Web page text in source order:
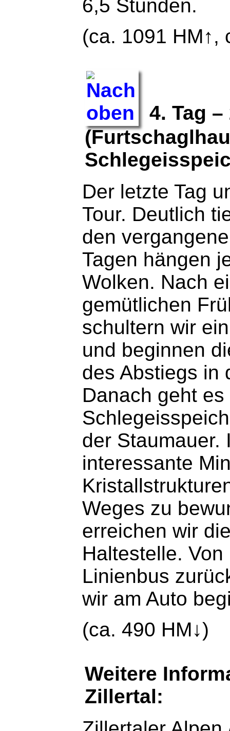
6,5 Stunden.
(ca. 1091 HM↑,
4. Tag –
Der letzte Tag
Tour. Deutlich
den
Tagen hängen
Wolken. Nach
gemütlichen
schultern wir
und beginnen
des Abstiegs in
Danach geht
der Staumauer.
interessante
Weges zu
erreichen wir
Haltestelle.
Linienbus
wir am Auto
(ca. 490 HM↓)
Weitere
Zillertal: